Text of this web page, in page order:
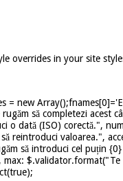
in your site
= new
să completezi acest
o dată (ISO) corectă.",
reintroduci valoarea.",
să introduci cel puțin